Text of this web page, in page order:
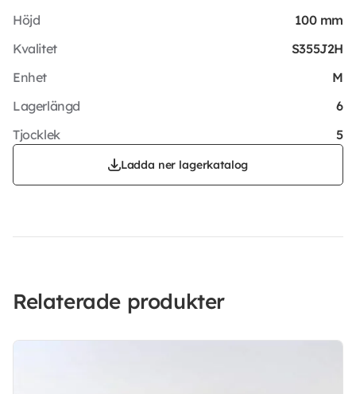
Höjd
100 mm
Kvalitet
S355J2H
Enhet
M
Lagerlängd
6
Tjocklek
5
Ladda ner lagerkatalog
Relaterade produkter